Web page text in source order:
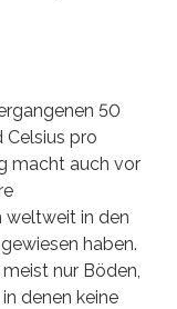
50
Celsius pro
macht auch vor
weltweit in den
haben.
nur Böden,
denen keine